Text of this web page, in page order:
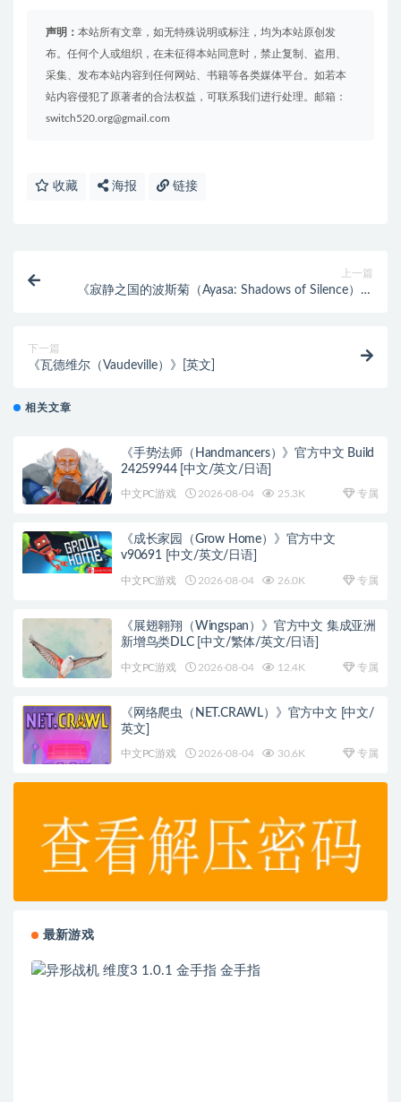
声明： 本站所有文章，如无特殊说明或标注，均为本站原创发
布。任何个人或组织，在未征得本站同意时，禁止复制、盗用、
采集、发布本站内容到任何网站、书籍等各类媒体平台。如若本
站内容侵犯了原著者的合法权益，可联系我们进行处理。邮箱：
switch520.org@gmail.com
收藏 海报 链接
上一篇
《寂静之国的波斯菊（Ayasa: Shadows of Silence）》
下一篇
《瓦德维尔（Vaudeville）》[英文]
相关文章
《手势法师（Handmancers）》官方中文 Build
24259944 [中文/英文/日语]
中文PC游戏 2026-08-04 25.3K 专属
《成长家园（Grow Home）》官方中文
v90691 [中文/英文/日语]
中文PC游戏 2026-08-04 26.0K 专属
《展翅翱翔（Wingspan）》官方中文 集成亚洲
新增鸟类DLC [中文/繁体/英文/日语]
中文PC游戏 2026-08-04 12.4K 专属
《网络爬虫（NET.CRAWL）》官方中文 [中文/
英文]
中文PC游戏 2026-08-04 30.6K 专属
最新游戏